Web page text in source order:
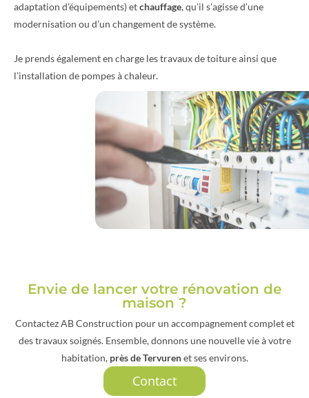
adaptation d’équipements) etchauffage, qu’il s’agisse d’une
modernisation ou d’un changement de système.
Je prends également en charge les travaux de toiture ainsi que
l’installation de pompes à chaleur.
Envie de lancer votre rénovation de
maison ?
Contactez AB Construction pour un accompagnement complet et
des travaux soignés. Ensemble, donnons une nouvelle vie à votre
habitation, près de Tervurenet ses environs.
Contact